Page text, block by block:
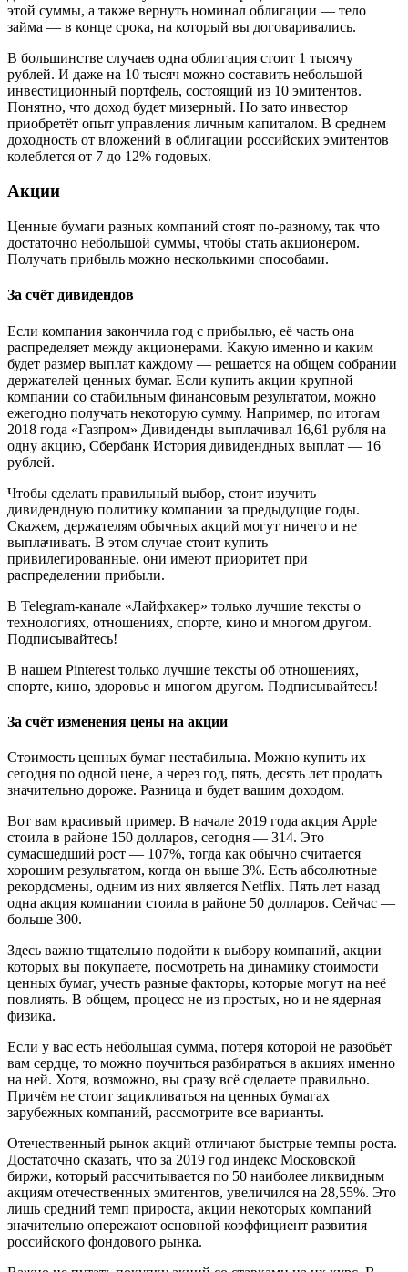
этой суммы, а также вернуть номинал облигации — тело
займа — в конце срока, на который вы договаривались.
В большинстве случаев одна облигация стоит 1 тысячу
рублей. И даже на 10 тысяч можно составить небольшой
инвестиционный портфель, состоящий из 10 эмитентов.
Понятно, что доход будет мизерный. Но зато инвестор
приобретёт опыт управления личным капиталом. В среднем
доходность от вложений в облигации российских эмитентов
колеблется от 7 до 12% годовых.
Акции
Ценные бумаги разных компаний стоят по‑разному, так что
достаточно небольшой суммы, чтобы стать акционером.
Получать прибыль можно несколькими способами.
За счёт дивидендов
Если компания закончила год с прибылью, её часть она
распределяет между акционерами. Какую именно и каким
будет размер выплат каждому — решается на общем собрании
держателей ценных бумаг. Если купить акции крупной
компании со стабильным финансовым результатом, можно
ежегодно получать некоторую сумму. Например, по итогам
2018 года «Газпром» Дивиденды выплачивал 16,61 рубля на
одну акцию, Сбербанк История дивидендных выплат — 16
рублей.
Чтобы сделать правильный выбор, стоит изучить
дивидендную политику компании за предыдущие годы.
Скажем, держателям обычных акций могут ничего и не
выплачивать. В этом случае стоит купить
привилегированные, они имеют приоритет при
распределении прибыли.
В Telegram-канале «Лайфхакер» только лучшие тексты о
технологиях, отношениях, спорте, кино и многом другом.
Подписывайтесь!
В нашем Pinterest только лучшие тексты об отношениях,
спорте, кино, здоровье и многом другом. Подписывайтесь!
За счёт изменения цены на акции
Стоимость ценных бумаг нестабильна. Можно купить их
сегодня по одной цене, а через год, пять, десять лет продать
значительно дороже. Разница и будет вашим доходом.
Вот вам красивый пример. В начале 2019 года акция Apple
стоила в районе 150 долларов, сегодня — 314. Это
сумасшедший рост — 107%, тогда как обычно считается
хорошим результатом, когда он выше 3%. Есть абсолютные
рекордсмены, одним из них является Netflix. Пять лет назад
одна акция компании стоила в районе 50 долларов. Сейчас —
больше 300.
Здесь важно тщательно подойти к выбору компаний, акции
которых вы покупаете, посмотреть на динамику стоимости
ценных бумаг, учесть разные факторы, которые могут на неё
повлиять. В общем, процесс не из простых, но и не ядерная
физика.
Если у вас есть небольшая сумма, потеря которой не разобьёт
вам сердце, то можно поучиться разбираться в акциях именно
на ней. Хотя, возможно, вы сразу всё сделаете правильно.
Причём не стоит зацикливаться на ценных бумагах
зарубежных компаний, рассмотрите все варианты.
Отечественный рынок акций отличают быстрые темпы роста.
Достаточно сказать, что за 2019 год индекс Московской
биржи, который рассчитывается по 50 наиболее ликвидным
акциям отечественных эмитентов, увеличился на 28,55%. Это
лишь средний темп прироста, акции некоторых компаний
значительно опережают основной коэффициент развития
российского фондового рынка.